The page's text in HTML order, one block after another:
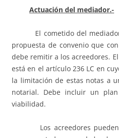
Actuación del mediador.-
El cometido del mediador
propuesta de convenio que
debe remitir a los acreedores.
está en el artículo 236 LC en
la limitación de estas notas a
notarial. Debe incluir un
viabilidad.
Los acreedores pueden